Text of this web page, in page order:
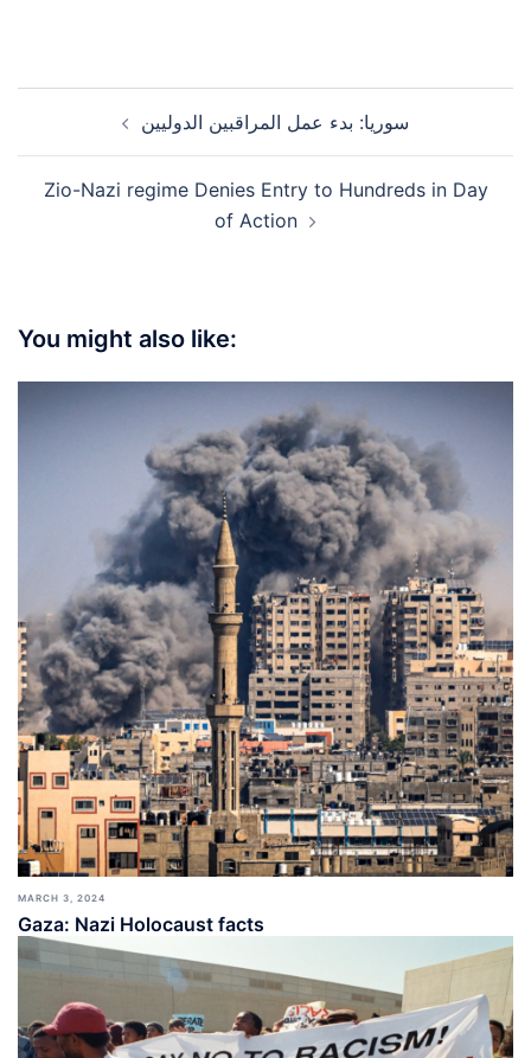
navigationسوريا: بدء عمل المراقبين الدوليين
Zio-Nazi regime Denies Entry to Hundreds in Day
of Action
You might also like:
MARCH 3, 2024
Gaza: Nazi Holocaust facts